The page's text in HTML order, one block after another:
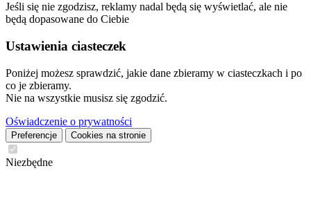
Jeśli się nie zgodzisz, reklamy nadal będą się wyświetlać, ale nie
będą dopasowane do Ciebie
Ustawienia ciasteczek
Poniżej możesz sprawdzić, jakie dane zbieramy w ciasteczkach i po
co je zbieramy.
Nie na wszystkie musisz się zgodzić.
Oświadczenie o prywatności
Preferencje Cookies na stronie
Niezbędne